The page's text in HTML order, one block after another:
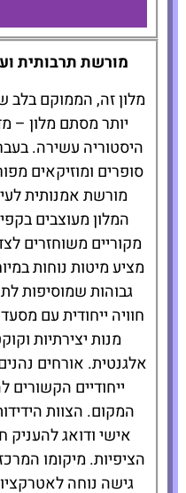
Hotel
המלון
כאן
מורשת תרבותית
מלון זה, הממוקם בלב
יותר מסתם מלון –
היסטוריה עשירה.
סופרים ומוזיקאים
מורשת אמנותית
המלון מעוצבים
מקוריים משוחזרים
מציע מיטות נוחות
גבוהות שמוסיפות
חוויה ייחודית עם
מנות יצירתיות
אלגנטית. אורחים
ייחודיים
המקום. הצוות
אישי ודואג להעניק
הציפיות. מיקומו
גישה נוחה